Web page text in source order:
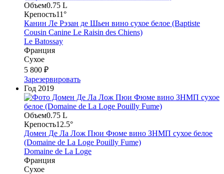
Объем0.75 L
Крепость11°
Канин Ле Рэзан де Шьен вино сухое белое (Baptiste
Cousin Canine Le Raisin des Chiens)
Le Batossay
Франция
Сухое
5 800 ₽
Зарезервировать
Год 2019
Объем0.75 L
Крепость12.5°
Домен Де Ла Лож Пюи Фюме вино ЗНМП сухое белое
(Domaine de La Loge Pouilly Fume)
Domaine de La Loge
Франция
Сухое